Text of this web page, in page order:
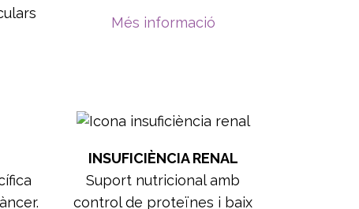
Més informació
INSUFICIÈNCIA RENAL
Suport nutricional amb
control de proteïnes i baix